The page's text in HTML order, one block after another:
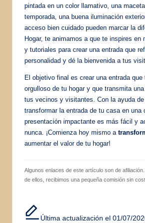
pintada en un color llamativo, una
temporada, una buena iluminación
acceso bien cuidado pueden marcar la
Hogar, te animamos a que te inspires en
y tutoriales para crear una entrada que
personalidad y dé la bienvenida a tus
El objetivo final es crear una entrada que
orgulloso de tu hogar y que transmita
tus vecinos y visitantes. Con la ayuda de
transformar la entrada de tu casa en una
presentación impactante es más fácil y
nunca. ¡Comienza hoy mismo a
aumentar el valor de tu hogar!
Algunos enlaces de este artículo son de
de ellos, recibimos una pequeña comisión sin
Última actualización el 01/07/